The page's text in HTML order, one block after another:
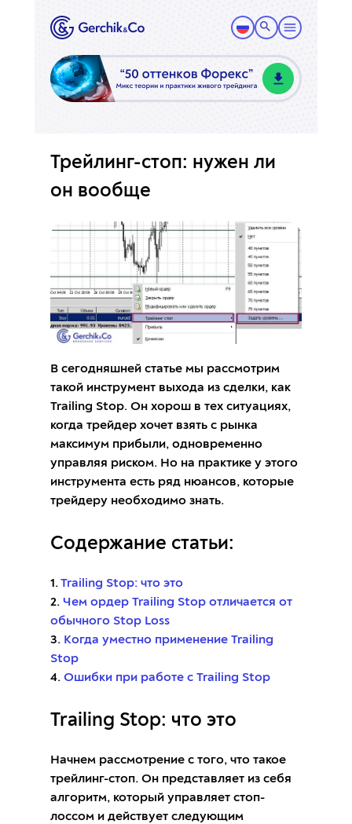
Трейлинг-стоп: нужен ли
он вообще
В сегодняшней статье мы рассмотрим
такой инструмент выхода из сделки, как
Trailing Stop. Он хорош в тех ситуациях,
когда трейдер хочет взять с рынка
максимум прибыли, одновременно
управляя риском. Но на практике у этого
инструмента есть ряд нюансов, которые
трейдеру необходимо знать.
Содержание статьи:
1.Trailing Stop: что это
2. Чем ордер Trailing Stop отличается от
обычного Stop Loss
3. Когда уместно применение Trailing
Stop
4. Ошибки при работе с Trailing Stop
Trailing Stop: что это
Начнем рассмотрение с того, что такое
трейлинг-стоп. Он представляет из себя
алгоритм, который управляет стоп-
лоссом и действует следующим